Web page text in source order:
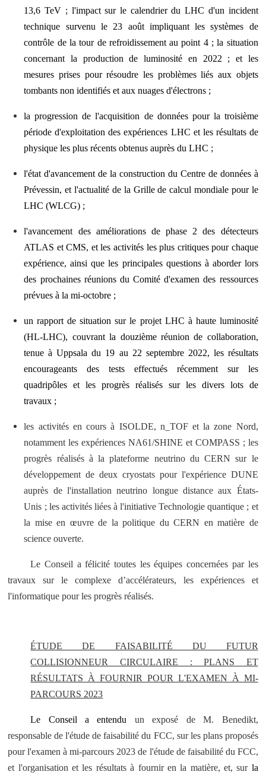
13,6 TeV ; l'impact sur le calendrier du LHC d'un incident
technique survenu le 23 août impliquant les systèmes de
contrôle de la tour de refroidissement au point 4 ; la situation
concernant la production de luminosité en 2022 ; et les
mesures prises pour résoudre les problèmes liés aux objets
tombants non identifiés et aux nuages d'électrons ;
la progression de l'acquisition de données pour la troisième
période d'exploitation des expériences LHC et les résultats de
physique les plus récents obtenus auprès du LHC ;
l'état d'avancement de la construction du Centre de données à
Prévessin, et l'actualité de la Grille de calcul mondiale pour le
LHC (WLCG) ;
l'avancement des améliorations de phase 2 des détecteurs
ATLAS et CMS, et les activités les plus critiques pour chaque
expérience, ainsi que les principales questions à aborder lors
des prochaines réunions du Comité d'examen des ressources
prévues à la mi-octobre ;
un rapport de situation sur le projet LHC à haute luminosité
(HL-LHC), couvrant la douzième réunion de collaboration,
tenue à Uppsala du 19 au 22 septembre 2022, les résultats
encourageants des tests effectués récemment sur les
quadripôles et les progrès réalisés sur les divers lots de
travaux ;
les activités en cours à ISOLDE, n_TOF et la zone Nord,
notamment les expériences NA61/SHINE et COMPASS ; les
progrès réalisés à la plateforme neutrino du CERN sur le
développement de deux cryostats pour l'expérience DUNE
auprès de l'installation neutrino longue distance aux États-
Unis ; les activités liées à l'initiative Technologie quantique ; et
la mise en œuvre de la politique du CERN en matière de
science ouverte.
Le Conseil a félicité toutes les équipes concernées par les
travaux sur le complexe d’accélérateurs, les expériences et
l'informatique pour les progrès réalisés.
ÉTUDE DE FAISABILITÉ DU FUTUR
COLLISIONNEUR CIRCULAIRE : PLANS ET
RÉSULTATS À FOURNIR POUR L'EXAMEN À MI-
PARCOURS 2023
Le Conseil a entendu un exposé de M. Benedikt,
responsable de l'étude de faisabilité du FCC, sur les plans proposés
pour l'examen à mi-parcours 2023 de l'étude de faisabilité du FCC,
et l'organisation et les résultats à fournir en la matière, et, surla